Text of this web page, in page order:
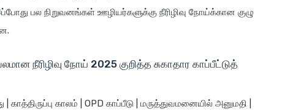
பல நிறுவனங்கள் ஊழியர்களுக்கு நீரிழிவு நோய்க்கான குழு
நீரிழிவு நோய் 2025 குறித்த சுகாதார காப்பீட்டுத்
| காத்திருப்பு காலம் | OPD காப்பீடு | மருத்துவமனையில் அனுமதி |